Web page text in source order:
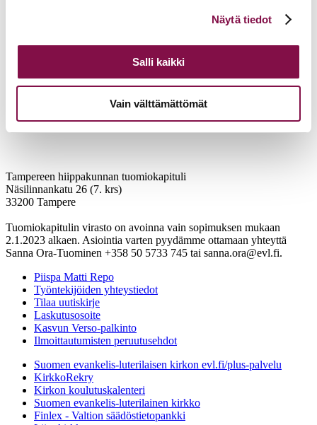
linkistä.
Näytä tiedot
Salli kaikki
Vain välttämättömät
Tampereen hiippakunnan tuomiokapituli
Näsilinnankatu 26 (7. krs)
33200 Tampere
Tuomiokapitulin virasto on avoinna vain sopimuksen mukaan
2.1.2023 alkaen. Asiointia varten pyydämme ottamaan yhteyttä
Sanna Ora-Tuominen +358 50 5733 745 tai sanna.ora@evl.fi.
Piispa Matti Repo
Työntekijöiden yhteystiedot
Tilaa uutiskirje
Laskutusosoite
Kasvun Verso-palkinto
Ilmoittautumisten peruutusehdot
Suomen evankelis-luterilaisen kirkon evl.fi/plus-palvelu
KirkkoRekry
Kirkon koulutuskalenteri
Suomen evankelis-luterilainen kirkko
Finlex - Valtion säädöstietopankki